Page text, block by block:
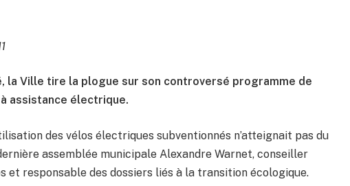
la Ville tire la plogue sur son controversé programme de
à assistance électrique.
des vélos électriques subventionnés n’atteignait pas du
assemblée municipale Alexandre Warnet, conseiller
et responsable des dossiers liés à la transition écologique.